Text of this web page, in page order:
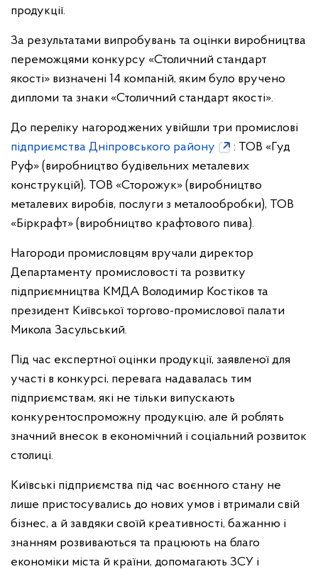
продукції.
За результатами випробувань та оцінки виробництва
переможцями конкурсу «Столичний стандарт
якості» визначені 14 компаній, яким було вручено
дипломи та знаки «Столичний стандарт якості».
До переліку нагороджених увійшли три промислові
підприємства Дніпровського району
: ТОВ «Гуд
Руф» (виробництво будівельних металевих
конструкцій), ТОВ «Сторожук» (виробництво
металевих виробів, послуги з металообробки), ТОВ
«Біркрафт» (виробництво крафтового пива).
Нагороди промисловцям вручали директор
Департаменту промисловості та розвитку
підприємництва КМДА Володимир Костіков та
президент Київської торгово-промислової палати
Микола Засульський.
Під час експертної оцінки продукції, заявленої для
участі в конкурсі, перевага надавалась тим
підприємствам, які не тільки випускають
конкурентоспроможну продукцію, але й роблять
значний внесок в економічний і соціальний розвиток
столиці.
Київські підприємства під час воєнного стану не
лише пристосувались до нових умов і втримали свій
бізнес, а й завдяки своїй креативності, бажанню і
знанням розвиваються та працюють на благо
економіки міста й країни, допомагають ЗСУ і